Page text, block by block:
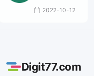
2022-10-12
Digit77.com